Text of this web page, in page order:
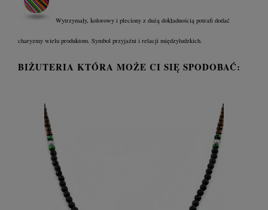
Wytrzymały, kolorowy i pleciony z dużą dokładnością potrafi dodać
charyzmy wielu produktom. Symbol przyjaźni i relacji międzyludzkich.
BIŻUTERIA KTÓRA MOŻE CI SIĘ SPODOBAĆ: